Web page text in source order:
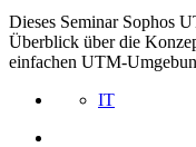
Dieses Seminar Sophos
Überblick über die
einfachen UTM-
IT